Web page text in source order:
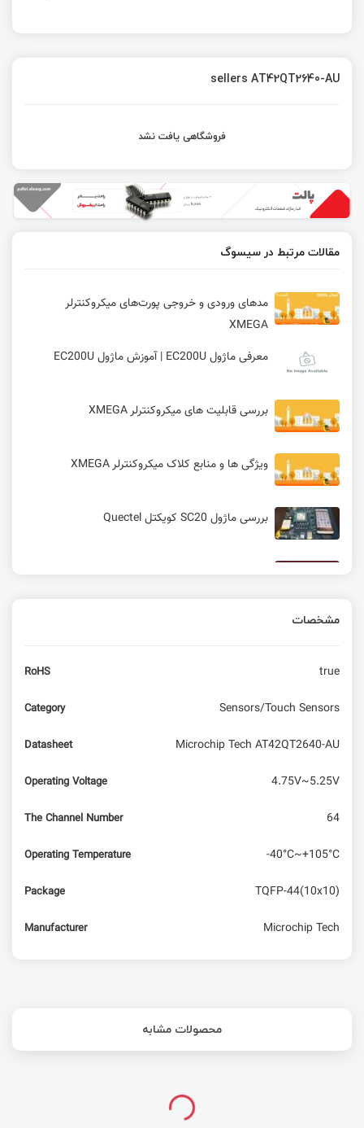
sellers AT42QT2640-AU
فروشگاهی یافت نشد
مقالات مرتبط در سیسوگ
مدهای ورودی و خروجی پورت‌های میکروکنترلر
XMEGA
معرفی ماژول EC200U | آموزش ماژول EC200U
بررسی قابلیت های میکروکنترلر XMEGA
ویژگی ها و منابع کلاک میکروکنترلر XMEGA
بررسی ماژول SC20 کویکتل Quectel
مشخصات
RoHS true
Category Sensors/Touch Sensors
Datasheet Microchip Tech AT42QT2640-AU
Operating Voltage 4.75V~5.25V
The Channel Number 64
Operating Temperature -40°C~+105°C
Package TQFP-44(10x10)
Manufacturer Microchip Tech
محصولات مشابه